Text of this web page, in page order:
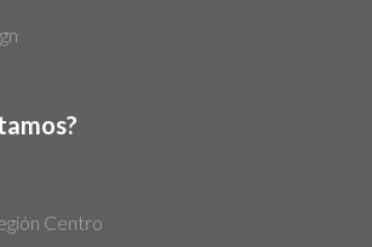
Centro